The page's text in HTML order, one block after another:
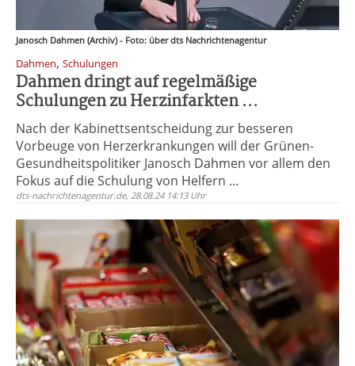
Janosch Dahmen (Archiv) - Foto: über dts Nachrichtenagentur
Dahmen, Schulungen
Dahmen dringt auf regelmäßige
Schulungen zu Herzinfarkten ...
Nach der Kabinettsentscheidung zur besseren
Vorbeuge von Herzerkrankungen will der Grünen-
Gesundheitspolitiker Janosch Dahmen vor allem den
Fokus auf die Schulung von Helfern ...
dts-nachrichtenagentur.de, 28.08.24 14:13 Uhr